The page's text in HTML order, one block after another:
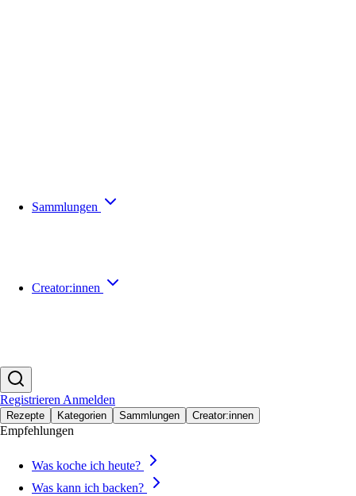
Sammlungen
Creator:innen
Registrieren Anmelden
Rezepte Kategorien Sammlungen Creator:innen
Empfehlungen
Was koche ich heute?
Was kann ich backen?